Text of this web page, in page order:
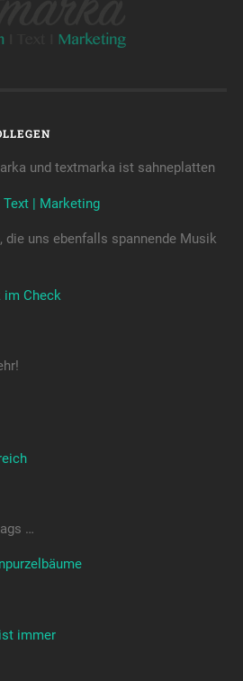
und textmarka ist sahneplatten
| Marketing
die uns ebenfalls spannende Musik
im Check
…
immer